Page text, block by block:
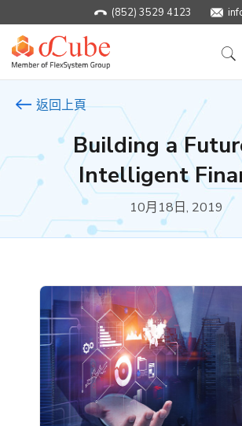
(852) 3529 4123
返回上頁
Building a
Intelligent
10月18日, 2019